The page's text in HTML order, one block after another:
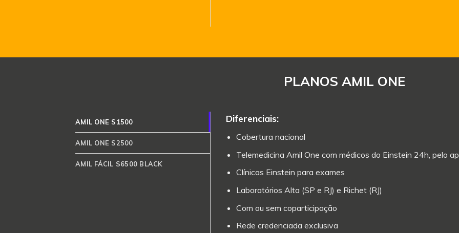
PLANOS AMIL ONE
AMIL ONE S1500
AMIL ONE S2500
AMIL FÁCIL S6500 BLACK
Diferenciais:
Cobertura nacional
Telemedicina Amil One com médicos do Einstein 24h, pelo
Clínicas Einstein para exames
Laboratórios Alta (SP e RJ) e Richet (RJ)
Com ou sem coparticipação
Rede credenciada exclusiva